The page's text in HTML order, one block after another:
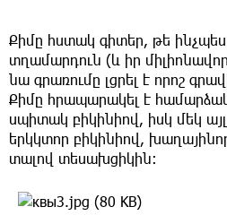
Քիմը հստակ գիտեր, թե ինչպես
տղամարդուն (և իր
նա գրառումը լցրել է որոշ
Քիմը հրապարակել է
սպիտակ բիկինիով, իսկ մեկ այլ
երկկտոր բիկինիով,
տալով տեսախցիկին։